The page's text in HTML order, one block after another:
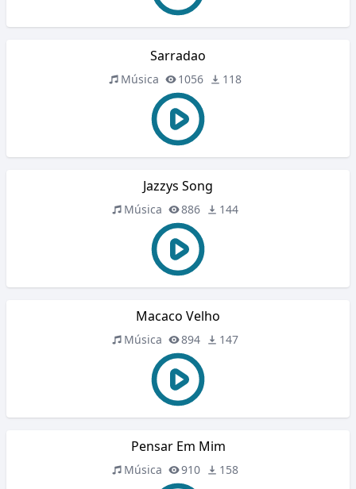
Sarradao
Música 1056 118
Jazzys Song
Música 886 144
Macaco Velho
Música 894 147
Pensar Em Mim
Música 910 158